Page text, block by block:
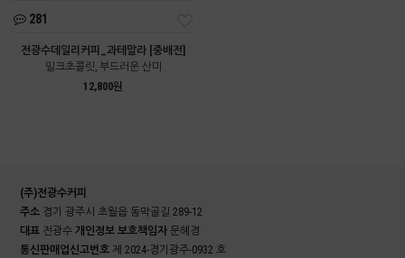
281
전광수데일리커피_과테말라 [중배전]
밀크초콜릿, 부드러운 산미
12,800원
(주)전광수커피
주소 경기 광주시 초월읍 동막골길 289-12
대표 전광수개인정보 보호책임자 문혜경
통신판매업신고번호 제 2024-경기광주-0932 호